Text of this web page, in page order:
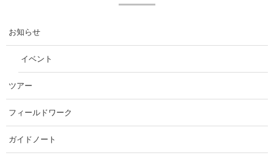
お知らせ
イベント
ツアー
フィールドワーク
ガイドノート